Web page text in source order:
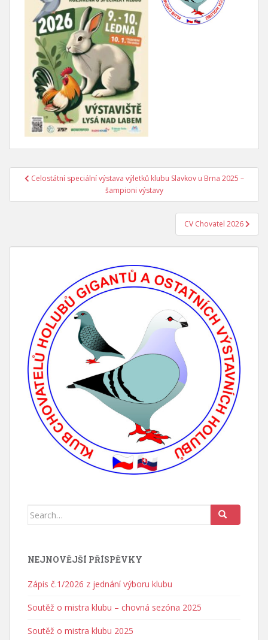
Navigace pro příspěvek
Celostátní speciální výstava výletků klubu Slavkov u Brna 2025 –
šampioni výstavy
CV Chovatel 2026
Search for:
NEJNOVĚJŠÍ PŘÍSPĚVKY
Zápis č.1/2026 z jednání výboru klubu
Soutěž o mistra klubu – chovná sezóna 2025
Soutěž o mistra klubu 2025